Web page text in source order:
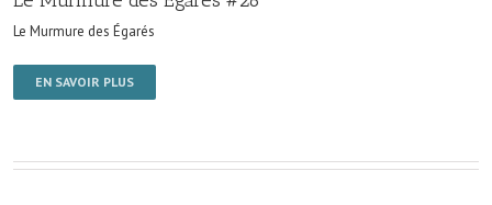
Le Murmure des Égarés
EN SAVOIR PLUS